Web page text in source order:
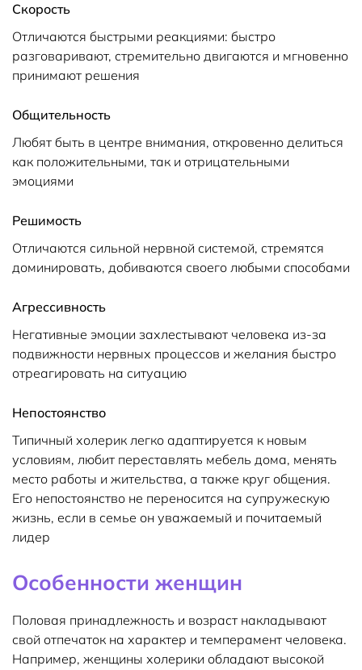
Скорость
Отличаются быстрыми реакциями: быстро
разговаривают, стремительно двигаются и мгновенно
принимают решения
Общительность
Любят быть в центре внимания, откровенно делиться
как положительными, так и отрицательными
эмоциями
Решимость
Отличаются сильной нервной системой, стремятся
доминировать, добиваются своего любыми способами
Агрессивность
Негативные эмоции захлестывают человека из-за
подвижности нервных процессов и желания быстро
отреагировать на ситуацию
Непостоянство
Типичный холерик легко адаптируется к новым
условиям, любит переставлять мебель дома, менять
место работы и жительства, а также круг общения.
Его непостоянство не переносится на супружескую
жизнь, если в семье он уважаемый и почитаемый
лидер
Особенности женщин
Половая принадлежность и возраст накладывают
свой отпечаток на характер и темперамент человека.
Например, женщины холерики обладают высокой